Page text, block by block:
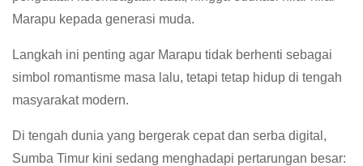
Marapu kepada generasi muda.
Langkah ini penting agar Marapu tidak berhenti sebagai
simbol romantisme masa lalu, tetapi tetap hidup di tengah
masyarakat modern.
Di tengah dunia yang bergerak cepat dan serba digital,
Sumba Timur kini sedang menghadapi pertarungan besar: